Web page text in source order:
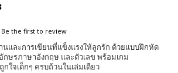
Be the first to review
และการเขียนที่แข็งแรงให้ลูกรัก ด้วยแบบฝึกหัด
ษรภาษาอังกฤษ และตัวเลข พร้อมเกม
กใจเด็กๆ ครบถ้วนในเล่มเดียว